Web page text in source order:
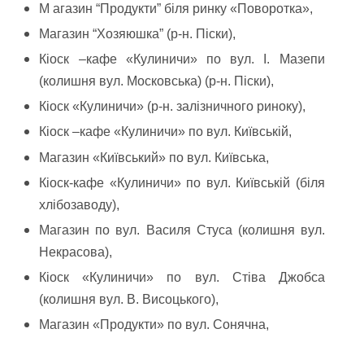
М агазин “Продукти” біля ринку «Поворотка»,
Магазин “Хозяюшка” (р-н. Піски),
Кіоск –кафе «Кулиничи» по вул. І. Мазепи
(колишня вул. Московська) (р-н. Піски),
Кіоск «Кулиничи» (р-н. залізничного риноку),
Кіоск –кафе «Кулиничи» по вул. Київській,
Магазин «Київський» по вул. Київська,
Кіоск-кафе «Кулиничи» по вул. Київській (біля
хлібозаводу),
Магазин по вул. Василя Стуса (колишня вул.
Некрасова),
Кіоск «Кулиничи» по вул. Стіва Джобса
(колишня вул. В. Висоцького),
Магазин «Продукти» по вул. Сонячна,